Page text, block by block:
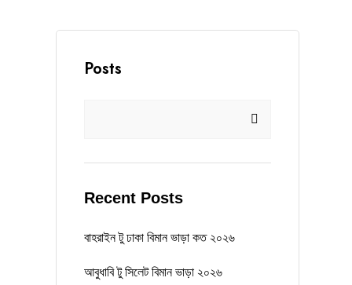
Posts
Recent Posts
বাহরাইন টু ঢাকা বিমান ভাড়া কত ২০২৬
আবুধাবি টু সিলেট বিমান ভাড়া ২০২৬